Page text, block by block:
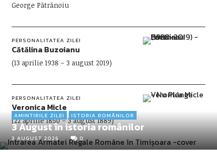
George Pătrănoiu
PERSONALITATEA ZILEI
Cătălina Buzoianu
(13 aprilie 1938 – 3 august 2019)
PERSONALITATEA ZILEI
Veronica Micle
(22 aprilie 1850 – 3 august 1889)
3 AUGUST 2026 0
AMINTIRILE ZILEI ISTORIA ROMÂNILOR
3 August în istoria românilor